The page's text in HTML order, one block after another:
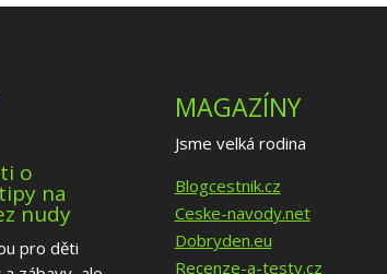
o
na
nudy
pro děti
MAGAZÍNY
Jsme velká rodina
Blogcestnik.cz
Ceske-navody.net
Dobryden.eu
Recenze-a-testy.cz